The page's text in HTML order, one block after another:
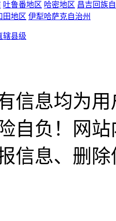
吐鲁番地区 哈密地区 昌吉回族
田地区 伊犁哈萨克自治州
辖县级
信息均为
自负！网
信息、删